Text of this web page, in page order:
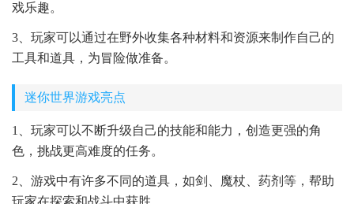
戏乐趣。
3、玩家可以通过在野外收集各种材料和资源来制作自己的
工具和道具，为冒险做准备。
迷你世界游戏亮点
1、玩家可以不断升级自己的技能和能力，创造更强的角
色，挑战更高难度的任务。
2、游戏中有许多不同的道具，如剑、魔杖、药剂等，帮助